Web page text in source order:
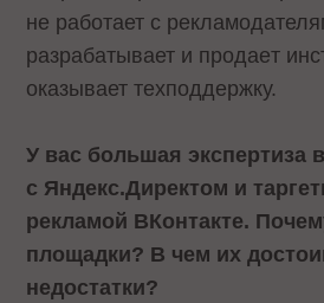
не работает с
разрабатывает и продаeт
оказывает техподдержку.
У вас большая экспертиза
с Яндекс.Директом и
рекламой ВКонтакте.
площадки? В чем их
недостатки?